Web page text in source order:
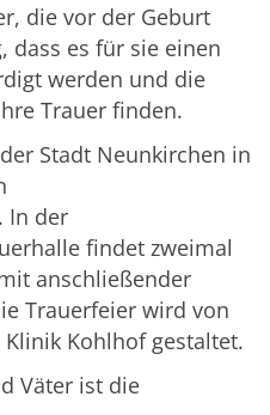
die vor der Geburt
dass es für sie einen
werden und die
Trauer finden.
Stadt Neunkirchen in
In der
findet zweimal
anschließender
Trauerfeier wird von
Kohlhof gestaltet.
Väter ist die